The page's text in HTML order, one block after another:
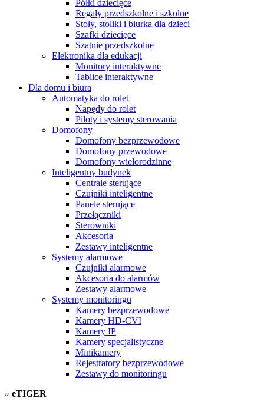
Półki dziecięce
Regały przedszkolne i szkolne
Stoły, stoliki i biurka dla dzieci
Szafki dziecięce
Szatnie przedszkolne
Elektronika dla edukacji
Monitory interaktywne
Tablice interaktywne
Dla domu i biura
Automatyka do rolet
Napędy do rolet
Piloty i systemy sterowania
Domofony
Domofony bezprzewodowe
Domofony przewodowe
Domofony wielorodzinne
Inteligentny budynek
Centrale sterujące
Czujniki inteligentne
Panele sterujące
Przełączniki
Sterowniki
Akcesoria
Zestawy inteligentne
Systemy alarmowe
Czujniki alarmowe
Akcesoria do alarmów
Zestawy alarmowe
Systemy monitoringu
Kamery bezprzewodowe
Kamery HD-CVI
Kamery IP
Kamery specjalistyczne
Minikamery
Rejestratory bezprzewodowe
Zestawy do monitoringu
» eTIGER